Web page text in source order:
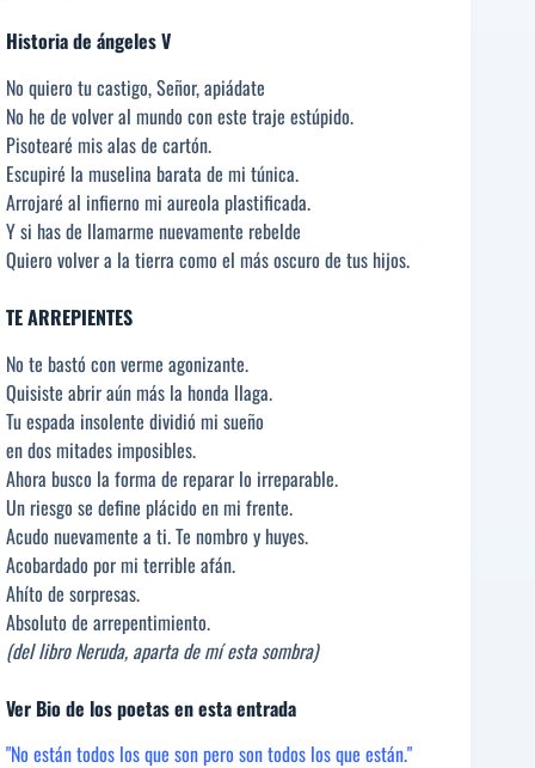
Historia de ángeles V
No quiero tu castigo, Señor, apiádate
No he de volver al mundo con este traje estúpido.
Pisotearé mis alas de cartón.
Escupiré la muselina barata de mi túnica.
Arrojaré al infierno mi aureola plastificada.
Y si has de llamarme nuevamente rebelde
Quiero volver a la tierra como el más oscuro de tus hijos.
TE ARREPIENTES
No te bastó con verme agonizante.
Quisiste abrir aún más la honda llaga.
Tu espada insolente dividió mi sueño
en dos mitades imposibles.
Ahora busco la forma de reparar lo irreparable.
Un riesgo se define plácido en mi frente.
Acudo nuevamente a ti. Te nombro y huyes.
Acobardado por mi terrible afán.
Ahíto de sorpresas.
Absoluto de arrepentimiento.
(del libro Neruda, aparta de mí esta sombra)
Ver Bio de los poetas en esta entrada
"No están todos los que son pero son todos los que están."